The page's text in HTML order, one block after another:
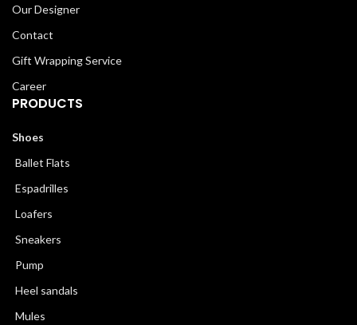
Our Designer
Contact
Gift Wrapping Service
Career
PRODUCTS
Shoes
Ballet Flats
Espadrilles
Loafers
Sneakers
Pump
Heel sandals
Mules